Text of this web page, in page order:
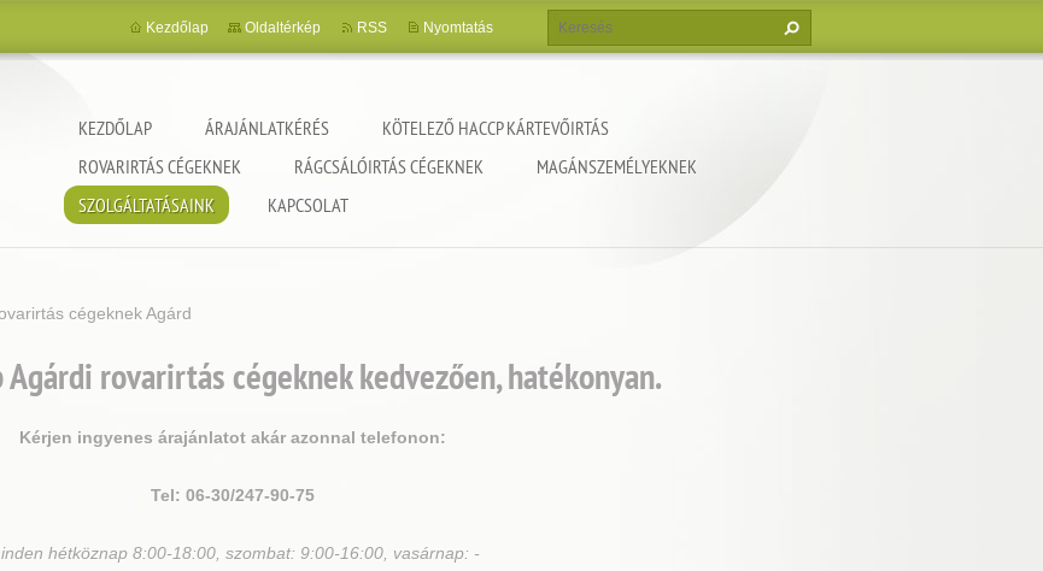
KEZDŐLAP ÁRAJÁNLATKÉRÉS
KÖTELEZŐ HACCP KÁRTEVŐIRTÁS
ROVARIRTÁS CÉGEKNEK
RÁGCSÁLÓIRTÁS CÉGEKNEK
MAGÁNSZEMÉLYEKNEK
SZOLGÁLTATÁSAINK
KAPCSOLAT
Kezdőlap Oldaltérkép RSS Nyomtatás
cégeknek Agárd
rovarirtás cégeknek kedvezően, hatékonyan.
Kérjen ingyenes árajánlatot akár azonnal telefonon:
Tel: 06-30/247-90-75
hétköznap 8:00-18:00, szombat: 9:00-16:00, vasárnap: -